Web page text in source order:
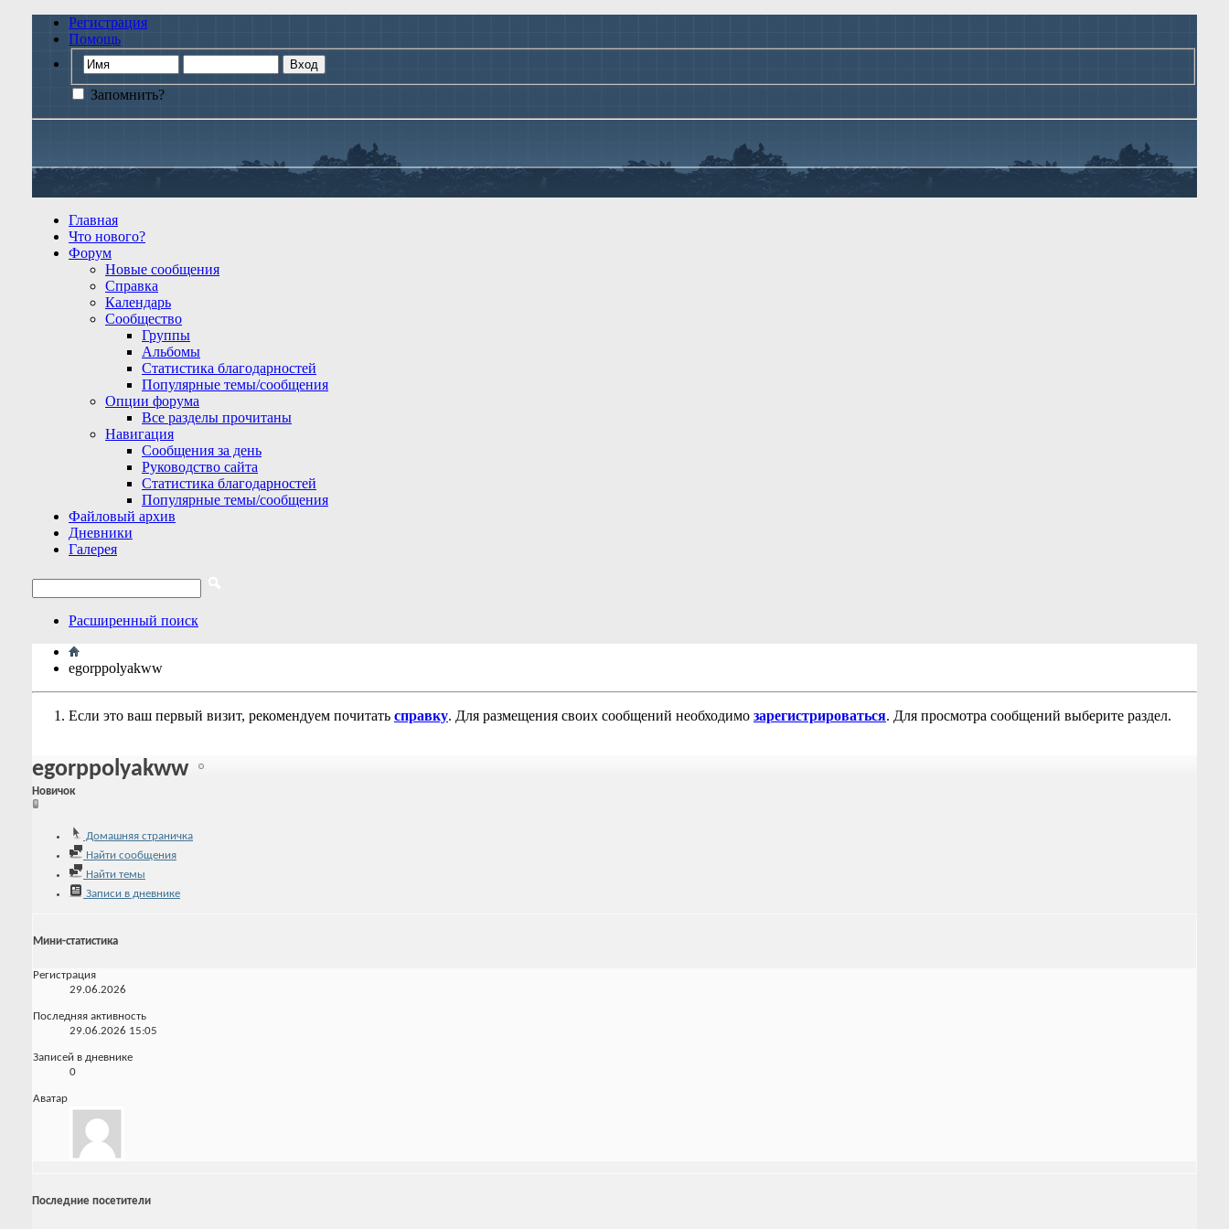
Регистрация
Помощь
Запомнить?
Главная
Что нового?
Форум
Новые сообщения
Справка
Календарь
Сообщество
Группы
Альбомы
Статистика благодарностей
Популярные темы/сообщения
Опции форума
Все разделы прочитаны
Навигация
Сообщения за день
Руководство сайта
Статистика благодарностей
Популярные темы/сообщения
Файловый архив
Дневники
Галерея
Расширенный поиск
egorppolyakww
Если это ваш первый визит, рекомендуем почитать справку. Для размещения своих сообщений необходимо зарегистрироваться. Для просмотра сообщений выберите раздел.
egorppolyakww
Новичок
Домашняя страничка
Найти сообщения
Найти темы
Записи в дневнике
Мини-статистика
Регистрация
29.06.2026
Последняя активность
29.06.2026 15:05
Записей в дневнике
0
Аватар
Последние посетители